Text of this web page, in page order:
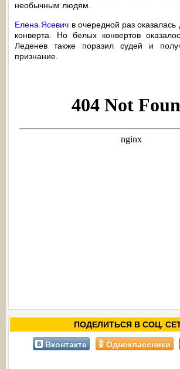
необычным людям.
Елена Ясевич в очередной раз оказалась
конверта. Но белых конвертов
Леденев также поразил судей и
признание.
ПОДЕЛИТЬСЯ В СОЦ.
Вконтакте Одноклассники